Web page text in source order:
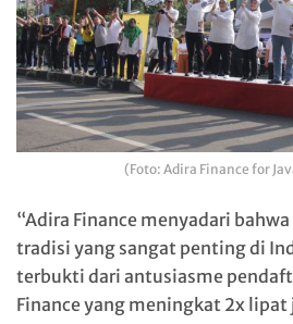
(Foto: Adira Finance for
“Adira Finance menyadari
tradisi yang sangat penting di
terbukti dari antusiasme
Finance yang meningkat 2x